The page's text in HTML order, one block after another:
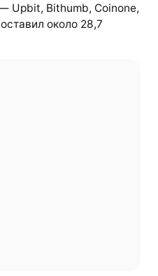
Upbit, Bithumb, Coinone,
около 28,7